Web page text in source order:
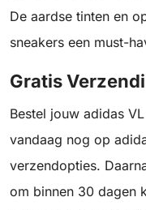
De aardse tinten en
sneakers een must-
Gratis
Bestel jouw adidas
vandaag nog op
verzendopties.
om binnen 30 dagen